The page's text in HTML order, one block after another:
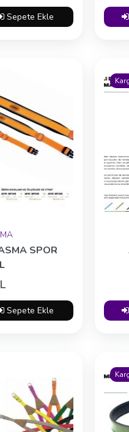
Sepete Ekle
SPOR
Sepete Ekle